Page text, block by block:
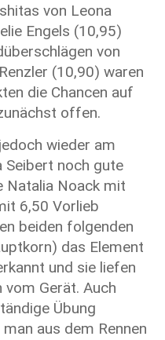
von Leona
Engels (10,95)
von
(10,90) waren
die Chancen auf
offen.
wieder am
Seibert noch gute
Natalia Noack mit
6,50 Vorlieb
beiden folgenden
das Element
und sie liefen
Gerät. Auch
Übung
aus dem Rennen